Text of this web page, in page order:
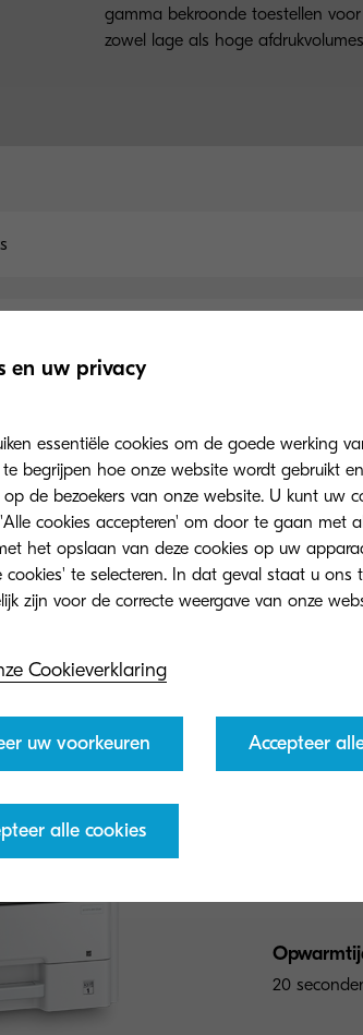
gamma bekroonde toestellen voor
zowel lage als hoge
Papierverwerking
20
en uw privacy
essentiële cookies om de goede werking
begrijpen hoe onze website wordt gebruikt
de bezoekers van onze website. U kunt uw
cookies accepteren' om door te gaan met
het opslaan van deze cookies op uw
cookies' te selecteren. In dat geval staat u
Cookieverklaring
uw voorkeuren Accepteer
alle cookies